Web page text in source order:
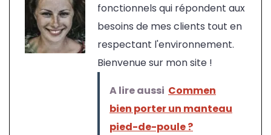
fonctionnels qui répondent aux
besoins de mes clients tout en
respectant l'environnement.
Bienvenue sur mon site !
A lire aussi Commen
bien porter un manteau
pied-de-poule ?